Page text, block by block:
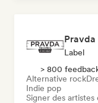
Pravda
Label
> 800
Alternative rock
Indie pop
Signer des